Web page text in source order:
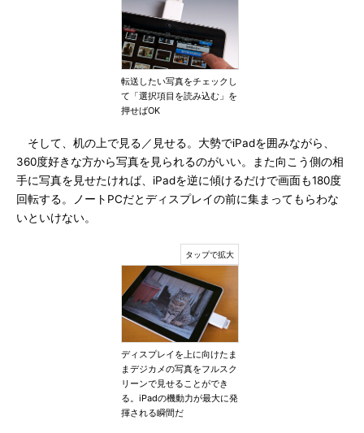
転送したい写真をチェックし
て「選択項目を読み込む」を
押せばOK
そして、机の上で見る／見せる。大勢でiPadを囲みながら、
360度好きな方から写真を見られるのがいい。また向こう側の相
手に写真を見せたければ、iPadを逆に傾けるだけで画面も180度
回転する。ノートPCだとディスプレイの前に集まってもらわな
いといけない。
ディスプレイを上に向けたま
まデジカメの写真をフルスク
リーンで見せることができ
る。iPadの機動力が最大に発
揮される瞬間だ